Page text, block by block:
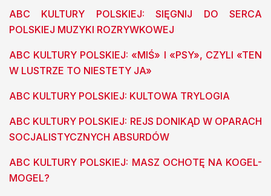
ABC KULTURY POLSKIEJ: SIĘGNIJ DO SERCA
POLSKIEJ MUZYKI ROZRYWKOWEJ
ABC KULTURY POLSKIEJ: «MIŚ» I «PSY», CZYLI «TEN
W LUSTRZE TO NIESTETY JA»
ABC KULTURY POLSKIEJ: KULTOWA TRYLOGIA
ABC KULTURY POLSKIEJ: REJS DONIKĄD W OPARACH
SOCJALISTYCZNYCH ABSURDÓW
ABC KULTURY POLSKIEJ: MASZ OCHOTĘ NA KOGEL-
MOGEL?